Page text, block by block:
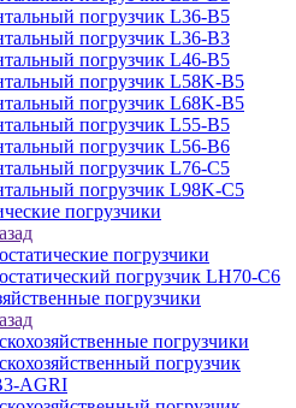
погрузчик L36-B5
погрузчик L36-B3
погрузчик L46-B5
погрузчик L58K-B5
погрузчик L68K-B5
погрузчик L55-B5
погрузчик L56-B6
погрузчик L76-С5
погрузчик L98K-C5
погрузчики
погрузчики
погрузчик LH70-C6
погрузчики
погрузчики
погрузчик
AGRI